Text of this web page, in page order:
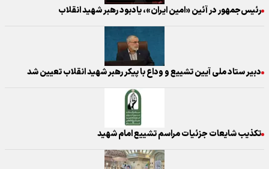
رئیس‌جمهور در آئین «امین ایران»، یادبود رهبر شهید انقلاب
دبیر ستاد ملی آیین تشییع و وداع با پیکر رهبر شهید انقلاب تعیین شد
تکذیب شایعات جزئیات مراسم تشییع امام شهید